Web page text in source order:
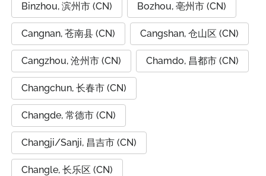
Binzhou, 滨州市 (CN) Bozhou, 亳州市 (CN)
Cangnan, 苍南县 (CN) Cangshan, 仓山区 (CN)
Cangzhou, 沧州市 (CN) Chamdo, 昌都市 (CN)
Changchun, 长春市 (CN)
Changde, 常德市 (CN)
Changji/Sanji, 昌吉市 (CN)
Changle, 长乐区 (CN)